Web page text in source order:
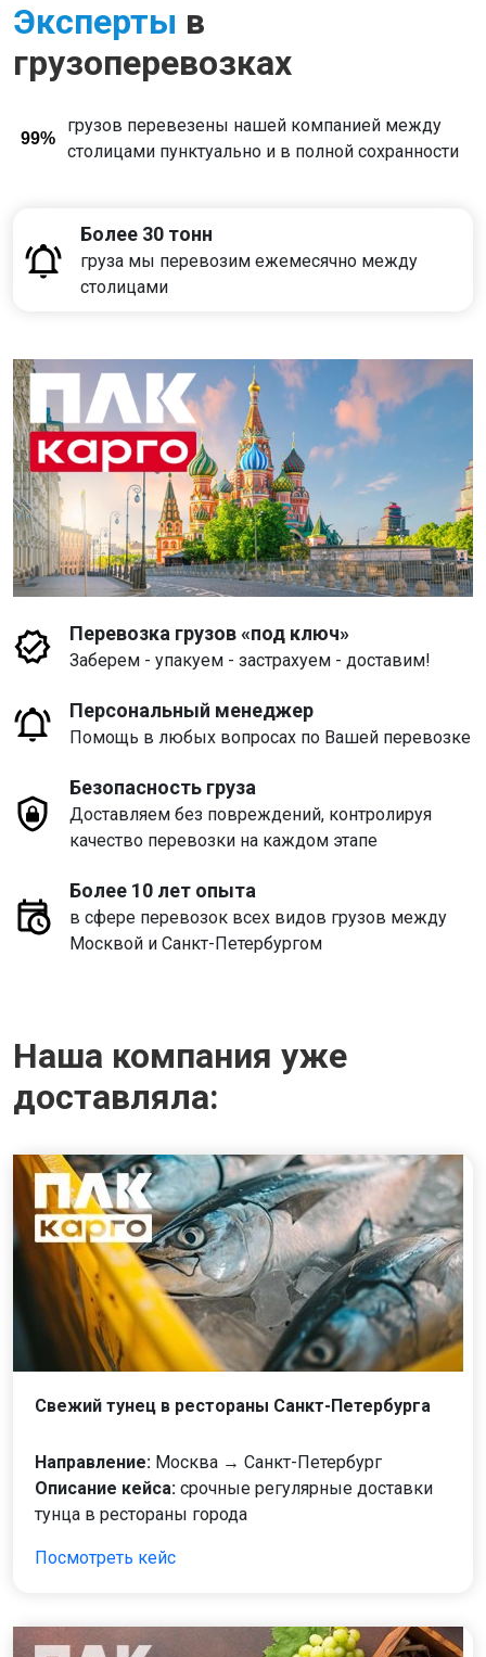
Эксперты в
грузоперевозках
99%
грузов перевезены нашей компанией между
столицами пунктуально и в полной сохранности
Более 30 тонн
груза мы перевозим ежемесячно между
столицами
Перевозка грузов «под ключ»
Заберем - упакуем - застрахуем - доставим!
Персональный менеджер
Помощь в любых вопросах по Вашей перевозке
Безопасность груза
Доставляем без повреждений, контролируя
качество перевозки на каждом этапе
Более 10 лет опыта
в сфере перевозок всех видов грузов между
Москвой и Санкт-Петербургом
Наша компания уже
доставляла:
Свежий тунец в рестораны Санкт-Петербурга
Направление: Москва → Санкт-Петербург
Описание кейса: срочные регулярные доставки
тунца в рестораны города
Посмотреть кейс